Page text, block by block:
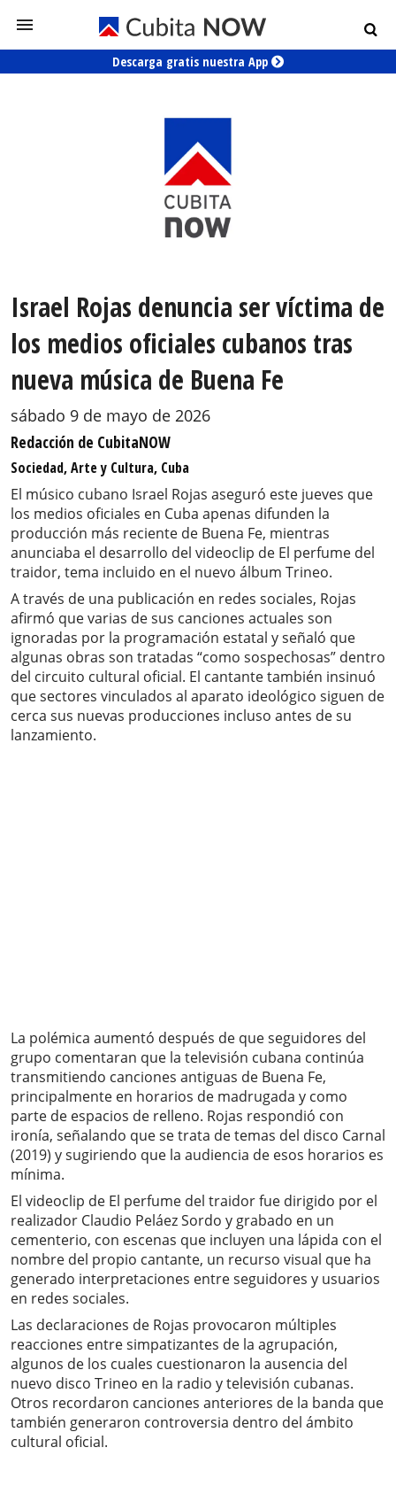
Descarga gratis nuestra App
Israel Rojas denuncia ser víctima de
los medios oficiales cubanos tras
nueva música de Buena Fe
sábado 9 de mayo de 2026
Redacción de CubitaNOW
Sociedad, Arte y Cultura, Cuba
El músico cubano Israel Rojas aseguró este jueves que
los medios oficiales en Cuba apenas difunden la
producción más reciente de Buena Fe, mientras
anunciaba el desarrollo del videoclip de El perfume del
traidor, tema incluido en el nuevo álbum Trineo.
A través de una publicación en redes sociales, Rojas
afirmó que varias de sus canciones actuales son
ignoradas por la programación estatal y señaló que
algunas obras son tratadas “como sospechosas” dentro
del circuito cultural oficial. El cantante también insinuó
que sectores vinculados al aparato ideológico siguen de
cerca sus nuevas producciones incluso antes de su
lanzamiento.
La polémica aumentó después de que seguidores del
grupo comentaran que la televisión cubana continúa
transmitiendo canciones antiguas de Buena Fe,
principalmente en horarios de madrugada y como
parte de espacios de relleno. Rojas respondió con
ironía, señalando que se trata de temas del disco Carnal
(2019) y sugiriendo que la audiencia de esos horarios es
mínima.
El videoclip de El perfume del traidor fue dirigido por el
realizador Claudio Peláez Sordo y grabado en un
cementerio, con escenas que incluyen una lápida con el
nombre del propio cantante, un recurso visual que ha
generado interpretaciones entre seguidores y usuarios
en redes sociales.
Las declaraciones de Rojas provocaron múltiples
reacciones entre simpatizantes de la agrupación,
algunos de los cuales cuestionaron la ausencia del
nuevo disco Trineo en la radio y televisión cubanas.
Otros recordaron canciones anteriores de la banda que
también generaron controversia dentro del ámbito
cultural oficial.